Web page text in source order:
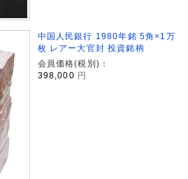
中国人民銀行 1980年銘 5角×1万
枚 レアー大官封 投資銘柄
会員価格(税別)：
398,000 円